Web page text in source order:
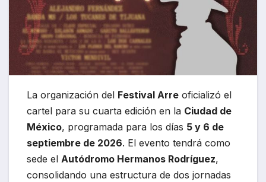
La organización del Festival Arre oficializó el
cartel para su cuarta edición en la Ciudad de
México, programada para los días 5 y 6 de
septiembre de 2026. El evento tendrá como
sede el Autódromo Hermanos Rodríguez,
consolidando una estructura de dos jornadas